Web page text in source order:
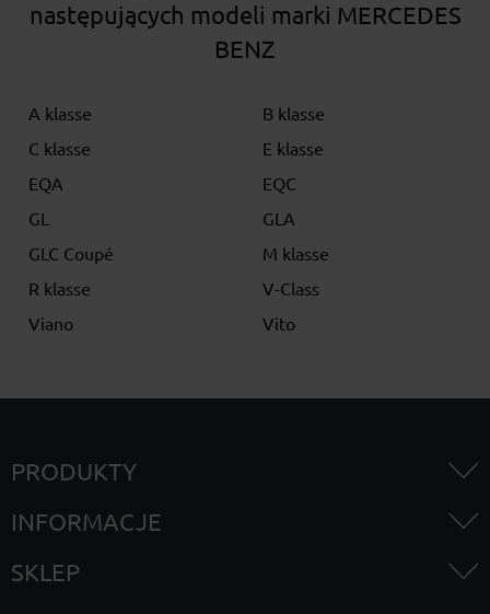
następujących modeli marki MERCEDES
BENZ
A klasse
B klasse
C klasse
E klasse
EQA
EQC
GL
GLA
GLC Coupé
M klasse
R klasse
V-Class
Viano
Vito
PRODUKTY
INFORMACJE
SKLEP